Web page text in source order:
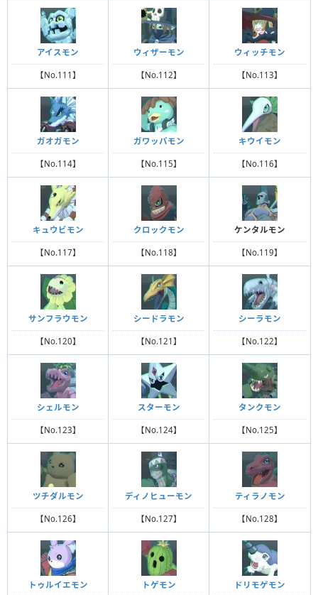
アイスモン
【No.111】
ウィザーモン
【No.112】
ウィッチモン
【No.113】
ガオガモン
【No.114】
ガワッパモン
【No.115】
キウイモン
【No.116】
キュウビモン
【No.117】
クロックモン
【No.118】
ケンタルモン
【No.119】
サンフラウモン
【No.120】
シードラモン
【No.121】
シーラモン
【No.122】
シェルモン
【No.123】
スターモン
【No.124】
タンクモン
【No.125】
ツチダルモン
【No.126】
ディノヒューモン
【No.127】
ティラノモン
【No.128】
トゥルイエモン トゲモン ドリモゲモン